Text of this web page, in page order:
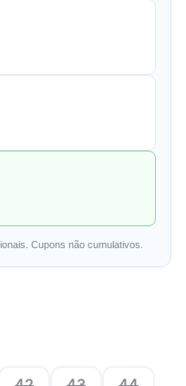
Cupons não cumulativos.